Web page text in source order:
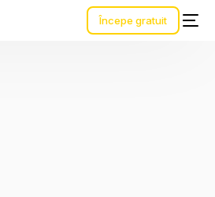
Începe gratuit